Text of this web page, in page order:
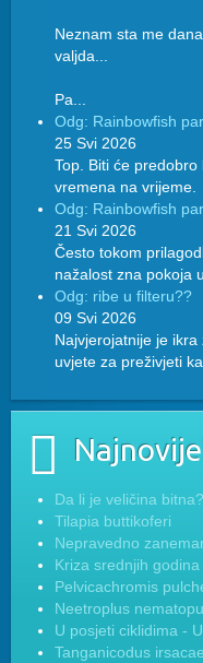
Neznam sta me
valjda...
Pa...
Odg: Rainbowfish
25 Svi 2026
Top. Biti će
vremena na vrijeme.
Odg: Rainbowfish
21 Svi 2026
Često tokom
nažalost zna pokoja
Odg: ribe u filteru??
09 Svi 2026
Najvjerojatnije je
uvjete za preživjeti
Da li je veličina bitna?
Tilapia buttikoferi
Nepravedno
Kriza srednjih
Pelvicachromis
Neetroplus
U posjeti ciklidima -
Tanganicodus irsacae